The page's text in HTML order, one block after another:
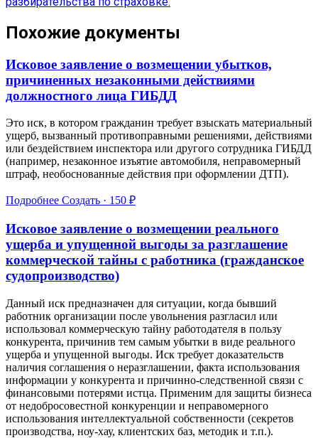
Похожие документы
Исковое заявление о возмещении убытков,
причиненных незаконными действиями
должностного лица ГИБДД
Это иск, в котором гражданин требует взыскать материальный
ущерб, вызванный противоправными решениями, действиями
или бездействием инспектора или другого сотрудника ГИБДД
(например, незаконное изъятие автомобиля, неправомерный
штраф, необоснованные действия при оформлении ДТП).
Подробнее Создать · 150 ₽
Исковое заявление о возмещении реального
ущерба и упущенной выгоды за разглашение
коммерческой тайны с работника (гражданское
судопроизводство)
Данный иск предназначен для ситуации, когда бывший
работник организации после увольнения разгласил или
использовал коммерческую тайну работодателя в пользу
конкурента, причинив тем самым убытки в виде реального
ущерба и упущенной выгоды. Иск требует доказательств
наличия соглашения о неразглашении, факта использования
информации у конкурента и причинно-следственной связи с
финансовыми потерями истца. Применим для защиты бизнеса
от недобросовестной конкуренции и неправомерного
использования интеллектуальной собственности (секретов
производства, ноу-хау, клиентских баз, методик и т.п.).